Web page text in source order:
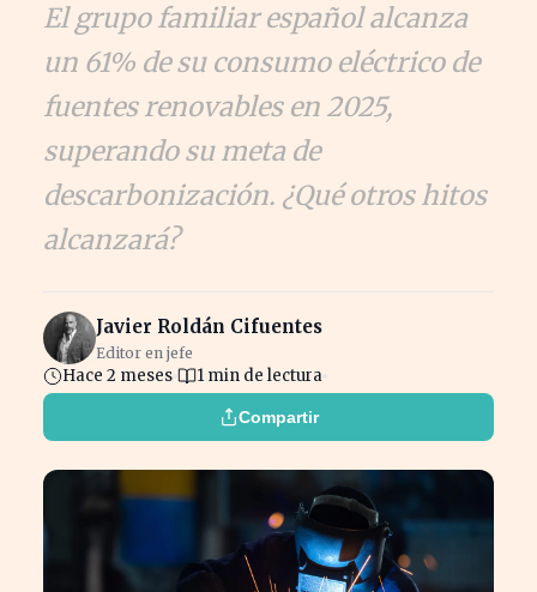
El grupo familiar español alcanza
un 61% de su consumo eléctrico de
fuentes renovables en 2025,
superando su meta de
descarbonización. ¿Qué otros hitos
alcanzará?
Javier Roldán Cifuentes
Editor en jefe
Hace 2 meses 1 min de lectura
Compartir